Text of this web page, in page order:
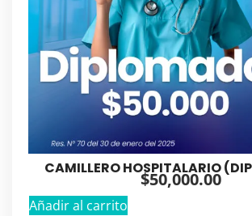
CAMILLERO HOSPITALARIO
$50,000.00
Añadir al carrito